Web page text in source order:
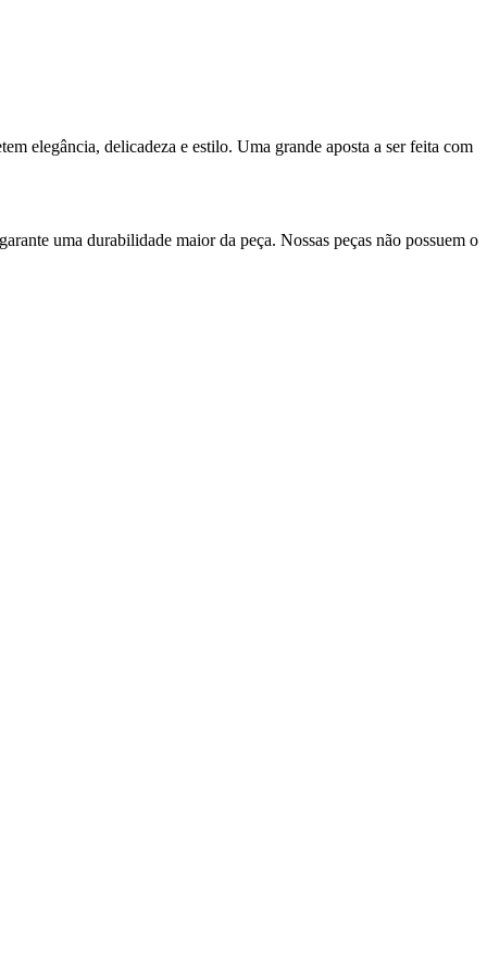
elegância, delicadeza e estilo. Uma grande aposta a ser feita com
uma durabilidade maior da peça. Nossas peças não possuem o